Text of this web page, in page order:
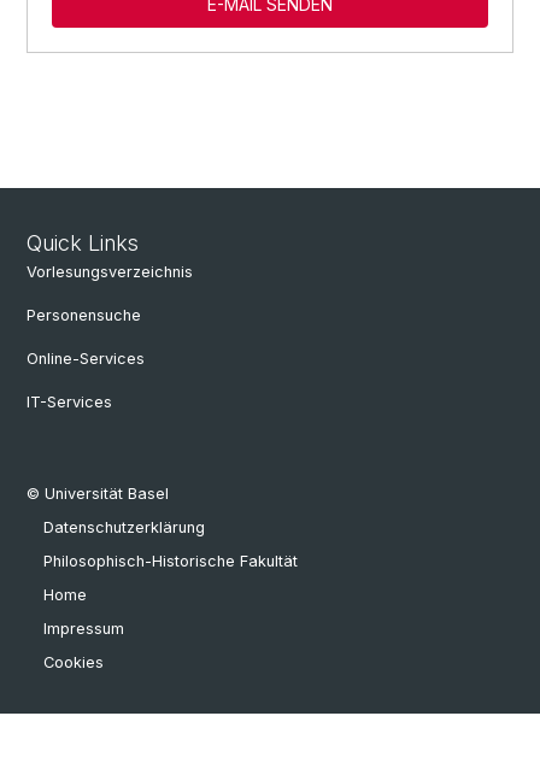
E-MAIL SENDEN
Quick Links
Vorlesungsverzeichnis
Personensuche
Online-Services
IT-Services
© Universität Basel
Datenschutzerklärung
Philosophisch-Historische Fakultät
Home
Impressum
Cookies